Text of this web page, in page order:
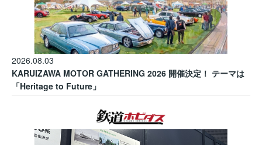
2026.08.03
KARUIZAWA MOTOR GATHERING 2026 開催決定！ テーマは
「Heritage to Future」